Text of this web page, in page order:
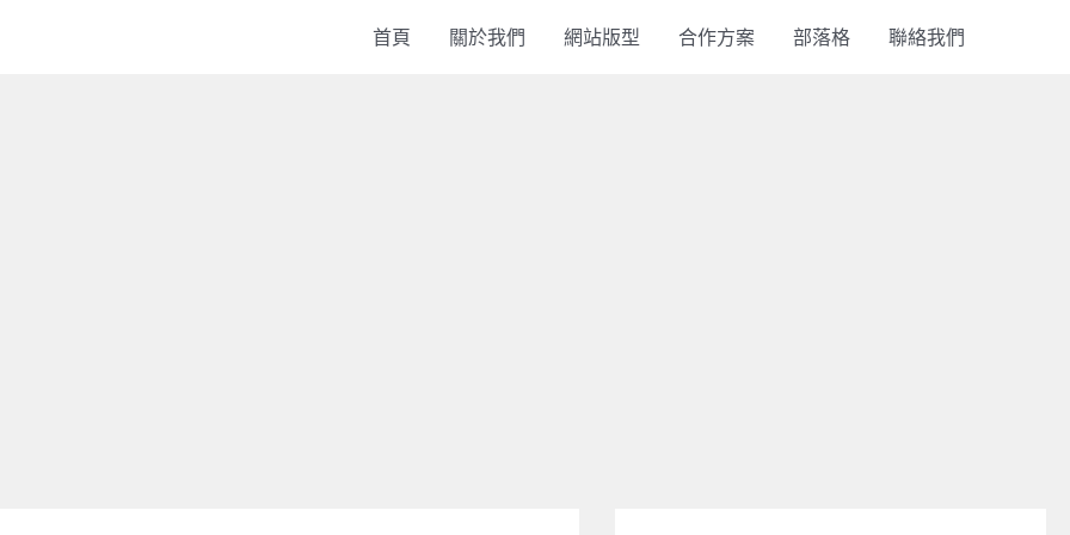
首頁 關於我們 網站版型 合作方案 部落格 聯絡我們